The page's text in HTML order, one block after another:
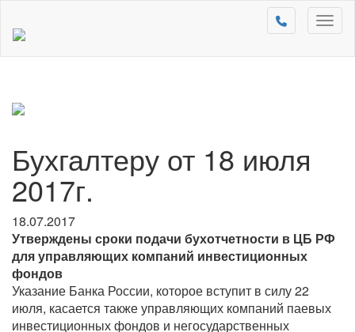
Бухгалтеру от 18 июля
2017г.
18.07.2017
Утверждены сроки подачи бухотчетности в ЦБ РФ
для управляющих компаний инвестиционных
фондов
Указание Банка России, которое вступит в силу 22
июля, касается также управляющих компаний паевых
инвестиционных фондов и негосударственных